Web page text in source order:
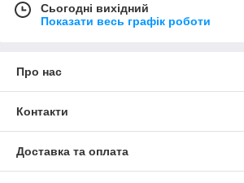
Сьогодні вихідний
Показати весь графік роботи
Про нас
Контакти
Доставка та оплата